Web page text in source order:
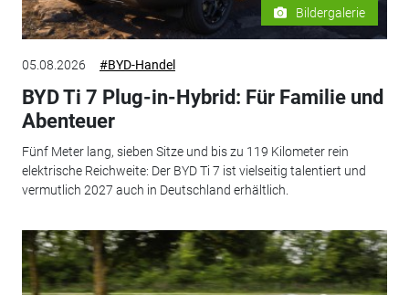
Bildergalerie
05.08.2026 #BYD-Handel
BYD Ti 7 Plug-in-Hybrid: Für Familie und
Abenteuer
Fünf Meter lang, sieben Sitze und bis zu 119 Kilometer rein
elektrische Reichweite: Der BYD Ti 7 ist vielseitig talentiert und
vermutlich 2027 auch in Deutschland erhältlich.